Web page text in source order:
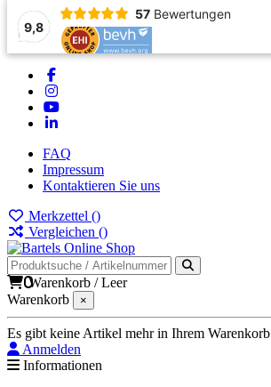
9,8
57 Bewertungen
FAQ
Impressum
Kontaktieren Sie uns
Merkzettel ()
Vergleichen ()
0Warenkorb /Leer
Warenkorb
×
Es gibt keine Artikel mehr in Ihrem Warenkorb
Anmelden
Informationen